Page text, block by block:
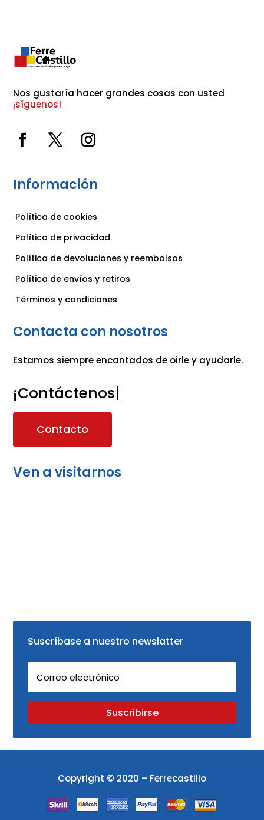
Nos gustaría hacer grandes cosas con usted
¡síguenos!
Información
Política de cookies
Política de privacidad
Política de devoluciones y reembolsos
Política de envíos y retiros
Términos y condiciones
Contacta con nosotros
Estamos siempre encantados de oirle y ayudarle.
¡Contáctenos!
Contacto
Ven a visitarnos
Suscríbase a nuestro newslatter
Suscribirse
Copyright © 2020 – Ferrecastillo